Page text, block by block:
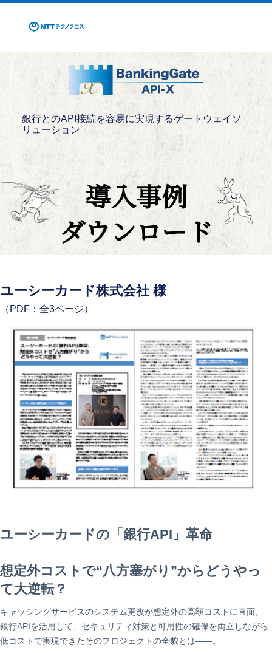
銀行とのAPI接続を容易に実現するゲートウェイソ
リューション
導入事例
ダウンロード
ユーシーカード株式会社 様
（PDF：全3ページ）
ユーシーカードの「銀行API」革命
想定外コストで“八方塞がり”からどうやっ
て大逆転？
キャッシングサービスのシステム更改が想定外の高額コストに直面。
銀行APIを活用して、セキュリティ対策と可用性の確保を両立しながら
低コストで実現できたそのプロジェクトの全貌とは――。